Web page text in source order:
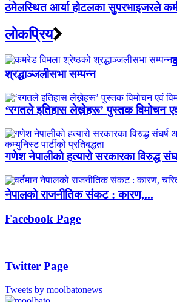
ठमेलस्थित आर्या होटलका सुपरभाइजरले
लाेकप्रिय
श्रद्धाञ्जलीसभा सम्पन्न
‘रगतले इतिहास लेख्नेहरू’ पुस्तक विमोचन
गणेश नेपालीको हत्यारो सरकारका विरुद्ध
नेपालको राजनीतिक संकट : कारण,...
Facebook Page
Twitter Page
Tweets by moolbatonews